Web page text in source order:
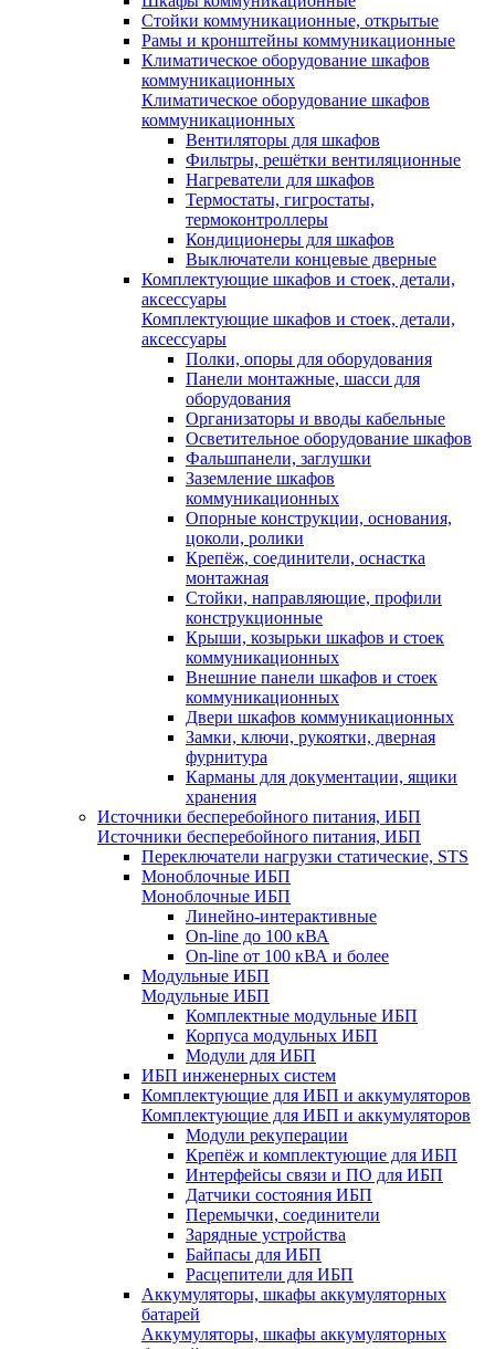
Стойки коммуникационные, открытые
Рамы и кронштейны коммуникационные
Климатическое оборудование шкафов
коммуникационных
Климатическое оборудование шкафов
коммуникационных
Вентиляторы для шкафов
Фильтры, решётки вентиляционные
Нагреватели для шкафов
Термостаты, гигростаты,
термоконтроллеры
Кондиционеры для шкафов
Выключатели концевые дверные
Комплектующие шкафов и стоек, детали,
аксессуары
Комплектующие шкафов и стоек, детали,
аксессуары
Полки, опоры для оборудования
Панели монтажные, шасси для
оборудования
Организаторы и вводы кабельные
Осветительное оборудование шкафов
Фальшпанели, заглушки
Заземление шкафов
коммуникационных
Опорные конструкции, основания,
цоколи, ролики
Крепёж, соединители, оснастка
монтажная
Стойки, направляющие, профили
конструкционные
Крыши, козырьки шкафов и стоек
коммуникационных
Внешние панели шкафов и стоек
коммуникационных
Двери шкафов коммуникационных
Замки, ключи, рукоятки, дверная
фурнитура
Карманы для документации, ящики
хранения
Источники бесперебойного питания, ИБП
Источники бесперебойного питания, ИБП
Переключатели нагрузки статические, STS
Моноблочные ИБП
Моноблочные ИБП
Линейно-интерактивные
On-line до 100 кВА
On-line от 100 кВА и более
Модульные ИБП
Модульные ИБП
Комплектные модульные ИБП
Корпуса модульных ИБП
Модули для ИБП
ИБП инженерных систем
Комплектующие для ИБП и аккумуляторов
Комплектующие для ИБП и аккумуляторов
Модули рекуперации
Крепёж и комплектующие для ИБП
Интерфейсы связи и ПО для ИБП
Датчики состояния ИБП
Перемычки, соединители
Зарядные устройства
Байпасы для ИБП
Расцепители для ИБП
Аккумуляторы, шкафы аккумуляторных
батарей
Аккумуляторы, шкафы аккумуляторных